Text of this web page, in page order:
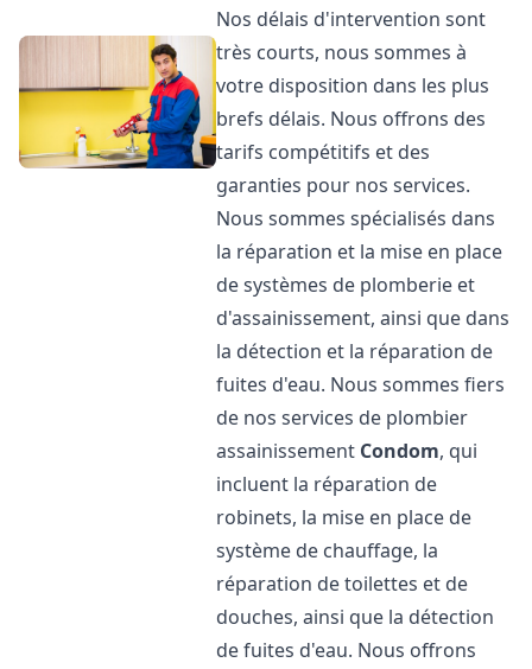
Nos délais d'intervention sont
très courts, nous sommes à
votre disposition dans les plus
brefs délais. Nous offrons des
tarifs compétitifs et des
garanties pour nos services.
Nous sommes spécialisés dans
la réparation et la mise en place
de systèmes de plomberie et
d'assainissement, ainsi que dans
la détection et la réparation de
fuites d'eau. Nous sommes fiers
de nos services de plombier
assainissement Condom, qui
incluent la réparation de
robinets, la mise en place de
système de chauffage, la
réparation de toilettes et de
douches, ainsi que la détection
de fuites d'eau. Nous offrons